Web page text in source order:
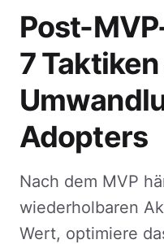
Post-
7
Adopters
Nach dem MVP
wiederholbaren
Wert, optimiere